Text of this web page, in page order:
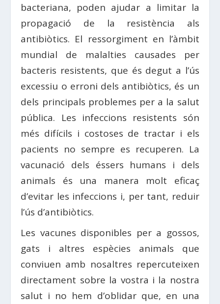
bacteriana, poden ajudar a limitar la
propagació de la resistència als
antibiòtics. El ressorgiment en l’àmbit
mundial de malalties causades per
bacteris resistents, que és degut a l’ús
excessiu o erroni dels antibiòtics, és un
dels principals problemes per a la salut
pública. Les infeccions resistents són
més difícils i costoses de tractar i els
pacients no sempre es recuperen. La
vacunació dels éssers humans i dels
animals és una manera molt eficaç
d’evitar les infeccions i, per tant, reduir
l’ús d’antibiòtics.
Les vacunes disponibles per a gossos,
gats i altres espècies animals que
conviuen amb nosaltres repercuteixen
directament sobre la vostra i la nostra
salut i no hem d’oblidar que, en una